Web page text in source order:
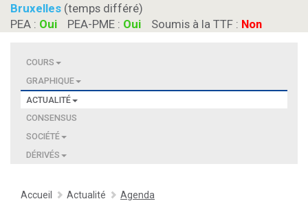
Bruxelles (temps différé)
PEA : Oui PEA-PME : Oui Soumis à la TTF : Non
COURS
GRAPHIQUE
ACTUALITÉ
CONSENSUS
SOCIÉTÉ
DÉRIVÉS
Accueil Actualité Agenda